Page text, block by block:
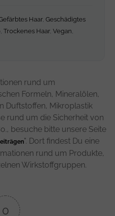
Haar,Geschädigtes
,Trockenes Haar,Vegan
rund um
Formeln, Mineralölen,
Duftstoffen, Mikroplastik
rund um die Sicherheit von
besuche bitte unsere Seite
". Dort findest Du eine
rund um Produkte,
Wirkstoffgruppen.
0